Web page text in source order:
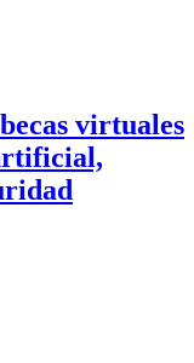
virtuales